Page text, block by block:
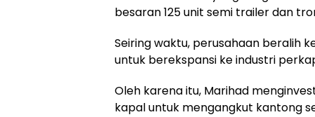
besaran 125 unit semi trailer dan
Seiring waktu, perusahaan beralih
untuk berekspansi ke industri
Oleh karena itu, Marihad
kapal untuk mengangkut kantong